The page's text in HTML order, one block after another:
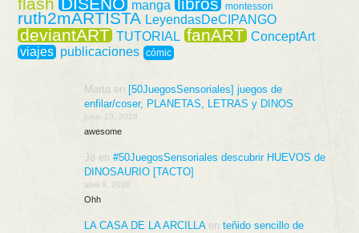
flash DISEÑO manga libros montessori
ruth2mARTISTA LeyendasDeCIPANGO
deviantART TUTORIAL fanART ConceptArt
viajes publicaciones cómic
Martaen [50JuegosSensoriales] juegos de
enfilar/coser, PLANETAS, LETRAS y DINOS
junio 10, 2026
awesome
Joen #50JuegosSensoriales descubrir HUEVOS de
DINOSAURIO [TACTO]
abril 9, 2026
Ohh
LA CASA DE LA ARCILLAen teñido sencillo de